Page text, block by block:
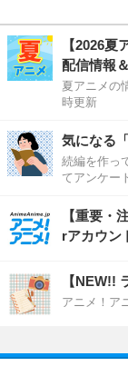
【2026
配信情報
夏アニメの
時更新
気になる
続編を作っ
てアンケー
【重要・
rアカウン
【NEW!!
アニメ！ア